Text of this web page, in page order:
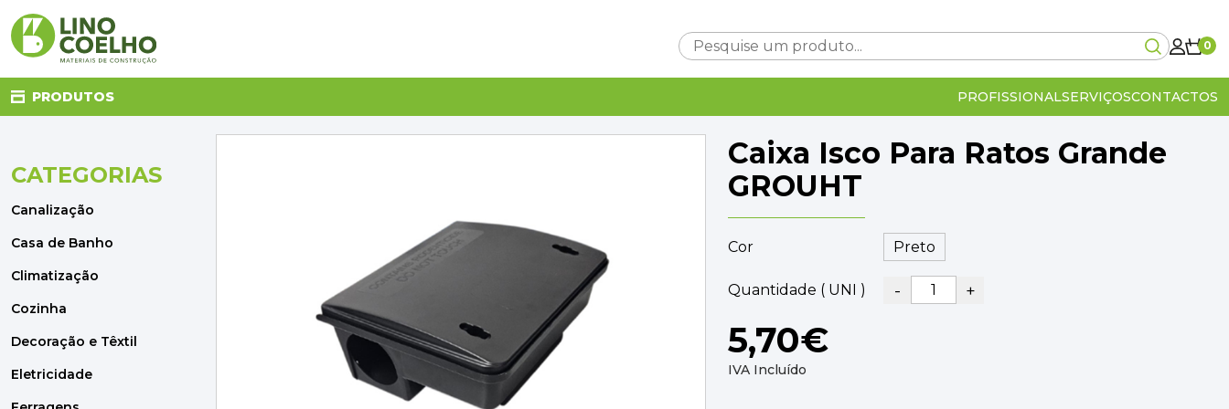
0
PRODUTOS PROFISSIONALSERVIÇOSCONTACTOS
CANALIZAÇÃO
CLIMATIZAÇÃO
COZINHA
ELETRICIDADE
FERRAGENS
ILUMINAÇÃO
JARDIM
Carrinho Vazio!
Entrega
A calcular no checkout
FINALIZAR COMPRA
CATEGORIAS
Canalização
Casa de Banho
Climatização
Cozinha
Decoração e Têxtil
Eletricidade
Caixa Isco Para Ratos Grande
GROUHT
Cor
Quantidade ( UNI ) - +
5,70€
IVA Incluído